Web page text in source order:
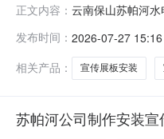
正文内容： 云南保山苏帕河
40828.85元（含
月28
发布时间： 2026-07-27 15:16
相关产品：
宣传展板安装
苏帕河公司制作安装宣